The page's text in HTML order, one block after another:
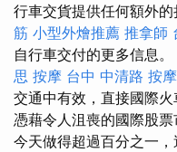
行車交貨提供任何額外的
筋 小型外燴推薦 推拿師
自行車交付的更多信息。
思 按摩 台中 中清路 按摩
交通中有效，直接國際火
憑藉令人沮喪的國際股
今天做得超過百分之一